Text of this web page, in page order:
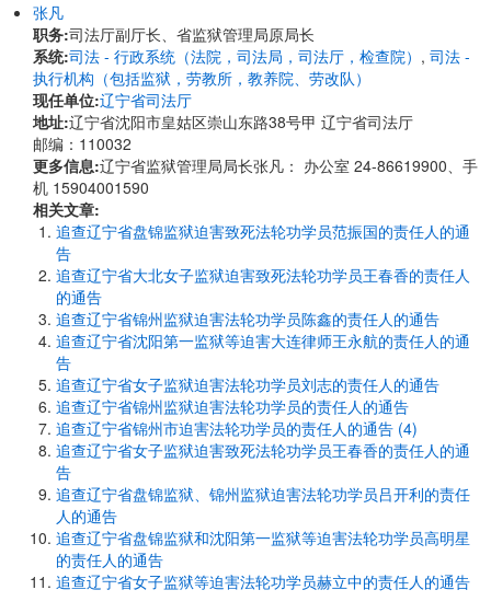
张凡
职务:司法厅副厅长、省监狱管理局原局长
系统:司法 - 行政系统（法院，司法局，司法厅，检查院） , 司法 -
执行机构（包括监狱，劳教所，教养院、劳改队）
现任单位:辽宁省司法厅
地址:辽宁省沈阳市皇姑区崇山东路38号甲 辽宁省司法厅
邮编：110032
更多信息:辽宁省监狱管理局局长张凡： 办公室 24-86619900、手
机 15904001590
相关文章:
追查辽宁省盘锦监狱迫害致死法轮功学员范振国的责任人的通
告
追查辽宁省大北女子监狱迫害致死法轮功学员王春香的责任人
的通告
追查辽宁省锦州监狱迫害法轮功学员陈鑫的责任人的通告
追查辽宁省沈阳第一监狱等迫害大连律师王永航的责任人的通
告
追查辽宁省女子监狱迫害法轮功学员刘志的责任人的通告
追查辽宁省锦州监狱迫害法轮功学员的责任人的通告
追查辽宁省锦州市迫害法轮功学员的责任人的通告 (4)
追查辽宁省女子监狱迫害致死法轮功学员王春香的责任人的通
告
追查辽宁省盘锦监狱、锦州监狱迫害法轮功学员吕开利的责任
人的通告
追查辽宁省盘锦监狱和沈阳第一监狱等迫害法轮功学员高明星
的责任人的通告
追查辽宁省女子监狱等迫害法轮功学员赫立中的责任人的通告